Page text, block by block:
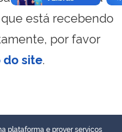
está recebendo
por favor
do site.
plataforma e prover serviços